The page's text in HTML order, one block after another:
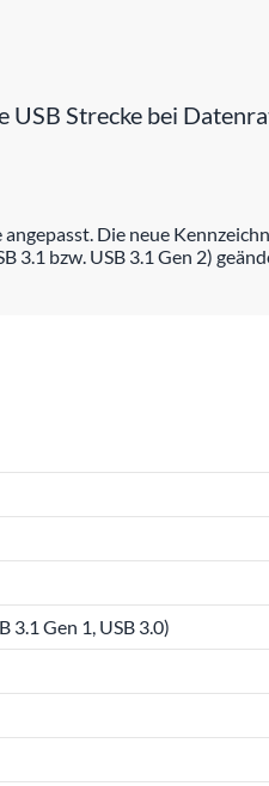
Strecke bei
Die neue
3.1 bzw. USB 3.1 Gen 2)
3.1 Gen 1, USB 3.0)